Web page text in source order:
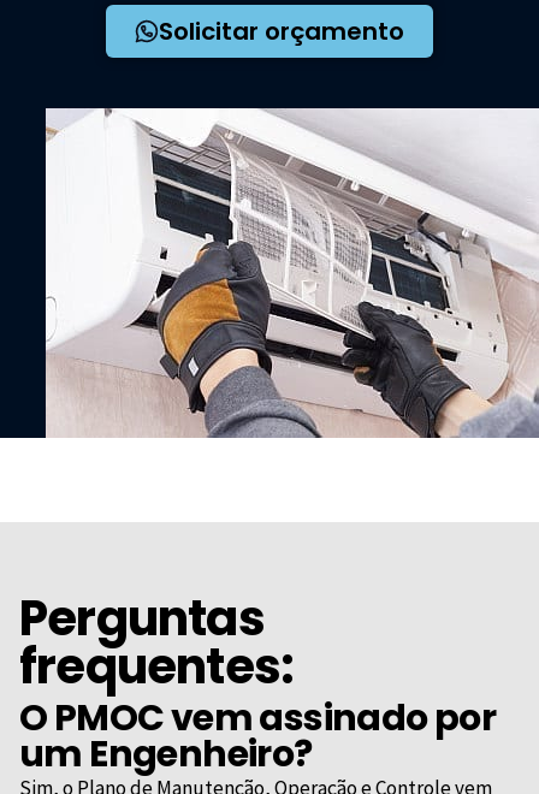
Solicitar orçamento
Perguntas
frequentes:
O PMOC vem assinado por
um Engenheiro?
Sim, o Plano de Manutenção, Operação e Controle vem